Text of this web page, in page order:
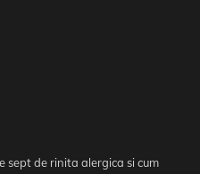
sept de rinita alergica si cum